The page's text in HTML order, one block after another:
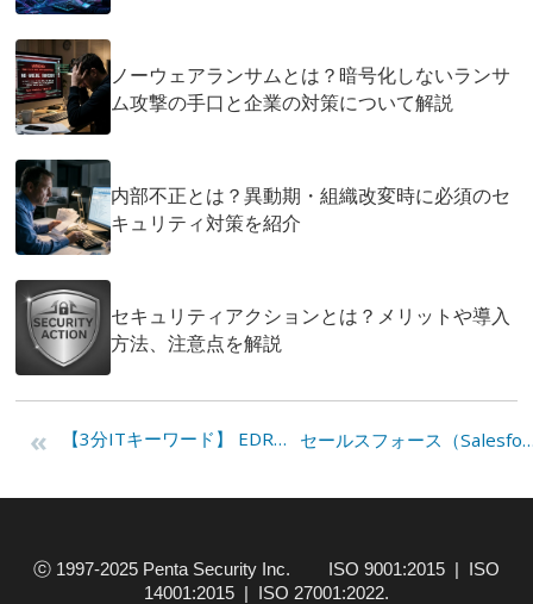
ノーウェアランサムとは？暗号化しないランサ
ム攻撃の手口と企業の対策について解説
内部不正とは？異動期・組織改変時に必須のセ
キュリティ対策を紹介
セキュリティアクションとは？メリットや導入
方法、注意点を解説
« 【3分ITキーワード】 EDRとは何か？アンチウイルスソフトとの違いを中心に解説 セールスフォース（Salesforce）設定不備による不正ア
ⓒ 1997-2025 Penta Security Inc. ISO 9001:2015 | ISO
14001:2015 | ISO 27001:2022.